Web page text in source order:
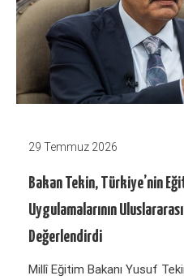
29 Temmuz 2026
Bakan Tekin, Türkiye’nin
Uygulamalarının
Değerlendirdi
Millî Eğitim Bakanı Yusuf